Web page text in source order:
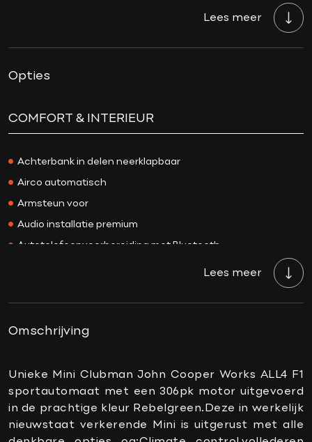
Aantal versnellingen
Brandstof
Kleur Rebel green
Interieurkleur
Acceleratie 0-100
Bekleding
BTW/Marge Marge
Vermogen 306 PK
Topsnelheid
Onderhoudsboekje
aanwezig?
Ja, dealeronderhouden
Gemiddeld verbruik 7.8 L/100KM
Lees meer
Opties
COMFORT & INTERIEUR
Achterbank in delen neerklapbaar
Airco automatisch
Armsteun voor
Audio installatie premium
Autotelefoonvoorbereiding met Bluetooth
Connected services
Draadloze telefoonlader
Keyless start
Lederen bekleding
Lees meer
Omschrijving
Unieke Mini Clubman John Cooper Works ALL4 F1
sportautomaat met een 306pk motor uitgevoerd
in de prachtige kleur Rebelgreen.Deze in werkelijk
nieuwstaat verkerende Mini is uitgerust met alle